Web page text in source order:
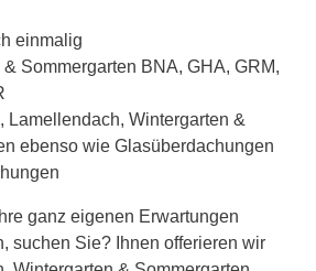
einmalig
Sommergarten BNA, GHA, GRM,
Lamellendach, Wintergarten &
ebenso wie Glasüberdachungen
ganz eigenen Erwartungen
suchen Sie? Ihnen offerieren wir